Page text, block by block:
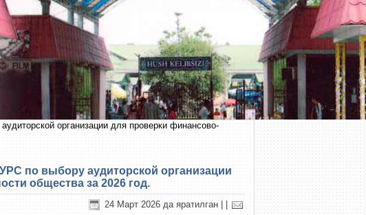
организации для проверки финансово-
по выбору аудиторской организации
общества за 2026 год.
24 Март 2026 да яратилган